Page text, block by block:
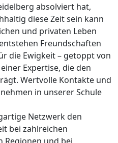
absolviert hat,
diese Zeit sein kann
und privaten Leben
Freundschaften
die Ewigkeit – getoppt von
Expertise, die den
Wertvolle Kontakte und
in unserer Schule
Netzwerk den
bei zahlreichen